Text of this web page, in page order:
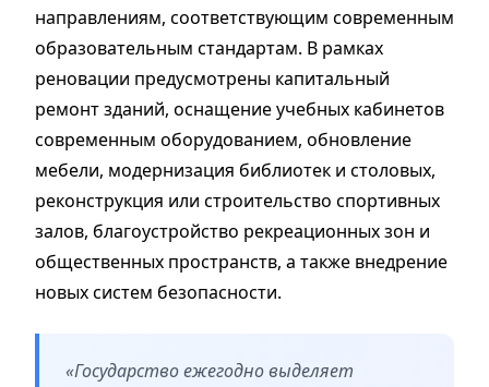
направлениям, соответствующим современным
образовательным стандартам. В рамках
реновации предусмотрены капитальный
ремонт зданий, оснащение учебных кабинетов
современным оборудованием, обновление
мебели, модернизация библиотек и столовых,
реконструкция или строительство спортивных
залов, благоустройство рекреационных зон и
общественных пространств, а также внедрение
новых систем безопасности.
«Государство ежегодно выделяет